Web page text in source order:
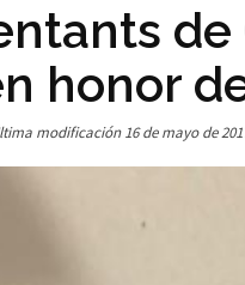
honor
modificación 16 de mayo de